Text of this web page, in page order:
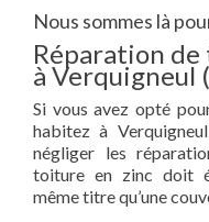
Nous sommes là
Réparation
à Verquigneul
Si vous avez opté
habitez à
négliger les
toiture en zinc doit
même titre qu’une